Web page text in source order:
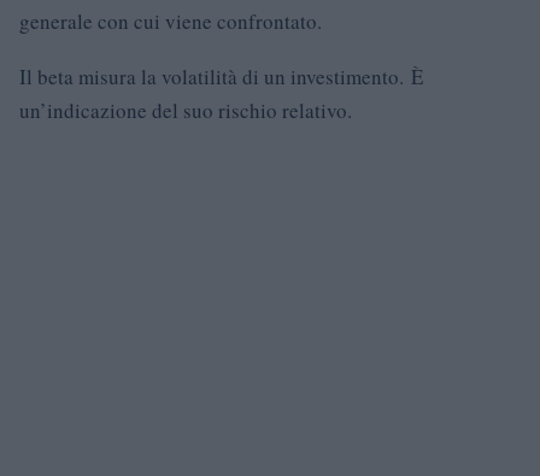
generale con cui viene confrontato.
Il beta misura la volatilità di un investimento. È
un’indicazione del suo rischio relativo.